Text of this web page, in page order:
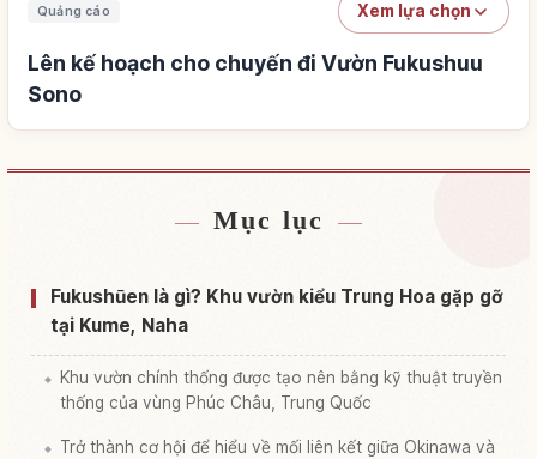
Quảng cáo Xem lựa chọn
Lên kế hoạch cho chuyến đi Vườn Fukushuu
Sono
Tìm chỗ ở gần Vườn Fukushuu Sono
Tìm trải nghiệm tại Vườn Fukushuu Sono ↗
Mục lục
Fukushūen là gì? Khu vườn kiểu Trung Hoa gặp gỡ
tại Kume, Naha
Khu vườn chính thống được tạo nên bằng kỹ thuật truyền
thống của vùng Phúc Châu, Trung Quốc
Trở thành cơ hội để hiểu về mối liên kết giữa Okinawa và